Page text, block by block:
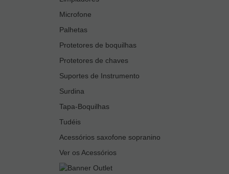
Microfone
Palhetas
Protetores de boquilhas
Protetores de chaves
Suportes de Instrumento
Surdina
Tapa-Boquilhas
Tudéis
Acessórios saxofone sopranino
Ver os Acessórios